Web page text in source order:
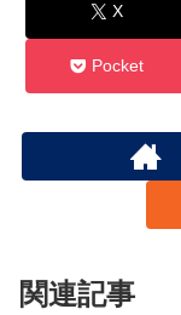
X
Pocket
関連記事